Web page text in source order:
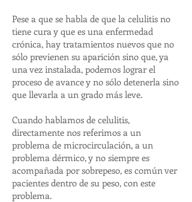
Pese a que se habla de que la celulitis no
tiene cura y que es una enfermedad
crónica, hay tratamientos nuevos que no
sólo previenen su aparición sino que, ya
una vez instalada, podemos lograr el
proceso de avance y no sólo detenerla sino
que llevarla a un grado más leve.
Cuando hablamos de celulitis,
directamente nos referimos a un
problema de microcirculación, a un
problema dérmico, y no siempre es
acompañada por sobrepeso, es común ver
pacientes dentro de su peso, con este
problema.